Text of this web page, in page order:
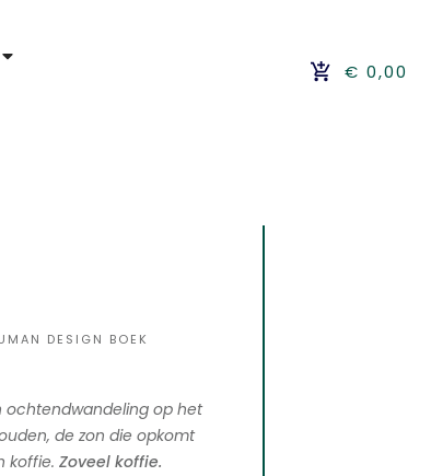
€ 0,00
DESIGN BOEK
ochtendwandeling op het
de zon die opkomt
koffie. Zoveel koffie.